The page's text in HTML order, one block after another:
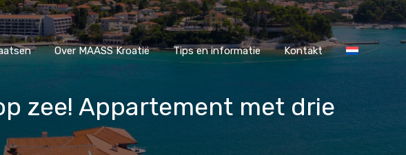
plaatsen Over MAASS Kroatië Tips en informatie Kontakt
Over MAASS Kroatië Tips en informatie Kontakt
zee! Appartement met drie